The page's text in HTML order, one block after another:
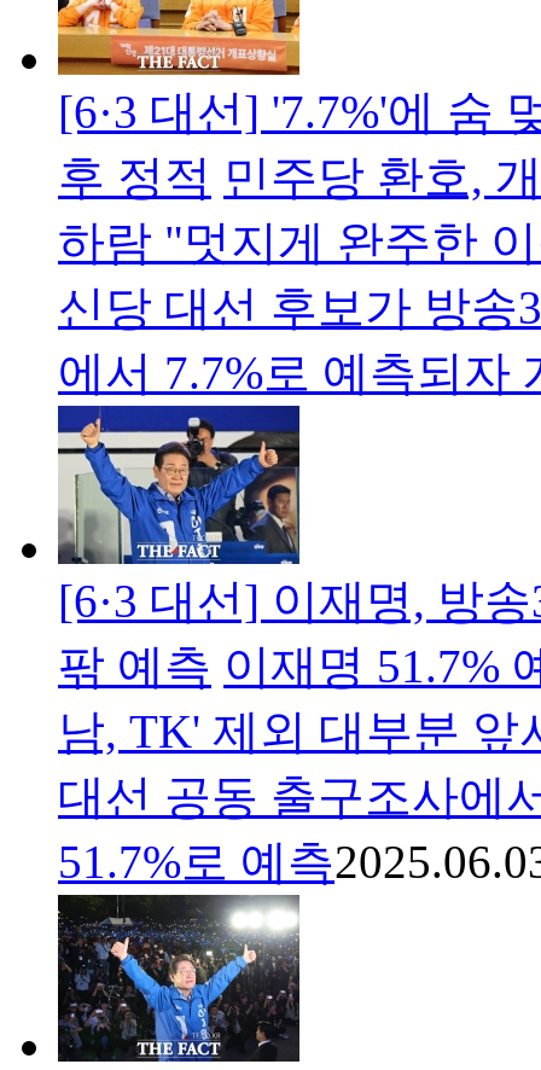
[6·3 대선] '7.7%'에 숨
후 정적 민주당 환호,
하람 "멋지게 완주한
신당 대선 후보가 방송
에서 7.7%로 예측되자
[6·3 대선] 이재명, 방
팎 예측 이재명 51.7%
남, TK' 제외 대부분 앞
대선 공동 출구조사에
51.7%로 예측